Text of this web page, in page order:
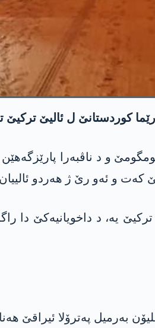
کوردستانێ ل ئالیێ
و د ناڤبەرا
و ئەو رێ ژ هەردو
یە، د داخویانیەکێ دا